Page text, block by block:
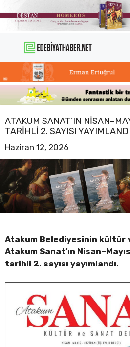
atla
ATAKUM SANAT’IN
TARIHLI 2. SAYISI
Haziran 12, 2026
Atakum Belediyesinin kültür
Atakum Sanat’ın
tarihli 2. sayısı yayımlandı.